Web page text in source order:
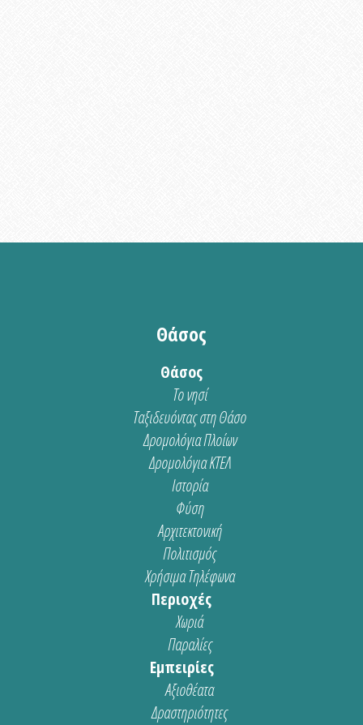
Θάσος
Θάσος
Το νησί
Ταξιδευόντας στη Θάσο
Δρομολόγια Πλοίων
Δρομολόγια ΚΤΕΛ
Ιστορία
Φύση
Αρχιτεκτονική
Πολιτισμός
Χρήσιμα Τηλέφωνα
Περιοχές
Χωριά
Παραλίες
Εμπειρίες
Αξιοθέατα
Δραστηριότητες